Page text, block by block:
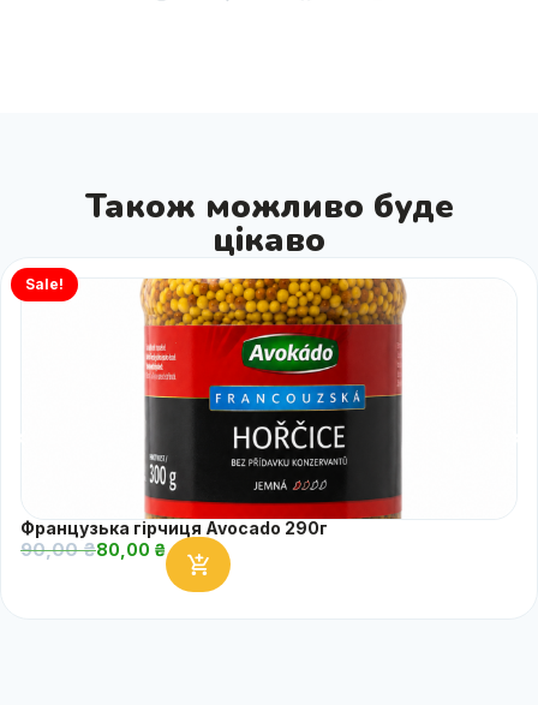
Також можливо буде
цікаво
Sale!
Французька гірчиця Avocado 290г
90,00₴80,00 ₴